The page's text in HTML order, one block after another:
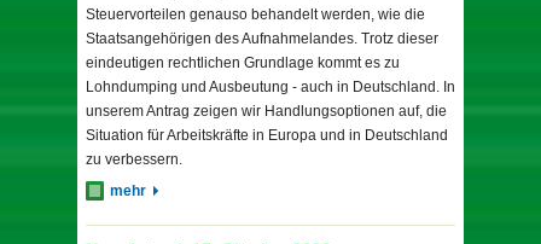
Steuervorteilen genauso behandelt werden, wie die
Staatsangehörigen des Aufnahmelandes. Trotz dieser
eindeutigen rechtlichen Grundlage kommt es zu
Lohndumping und Ausbeutung - auch in Deutschland. In
unserem Antrag zeigen wir Handlungsoptionen auf, die
Situation für Arbeitskräfte in Europa und in Deutschland
zu verbessern.
mehr